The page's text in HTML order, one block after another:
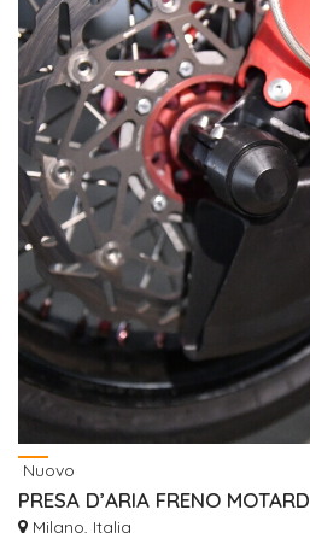
Nuovo
PRESA D’ARIA FRENO MOTARD
Milano, Italia